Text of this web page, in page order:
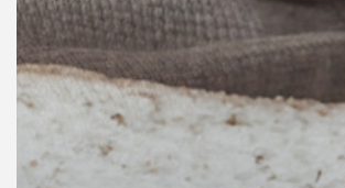
ข่าว
และ
กิจกรรม
เกี่ยว
กับ